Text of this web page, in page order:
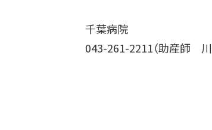
千葉病院
043-261-2211（助産師 川